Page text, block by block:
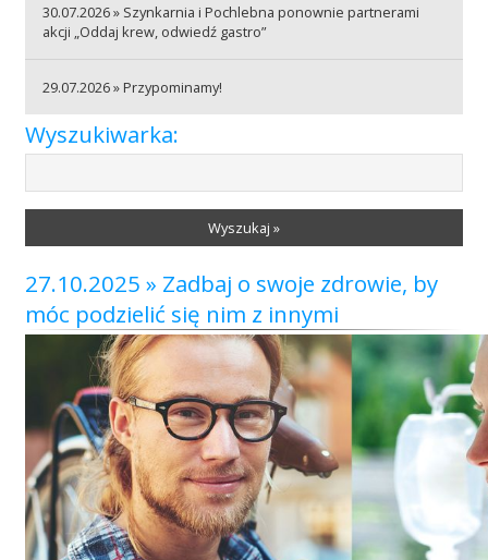
Szpitale
Badania
Przetargi
Kontakt
30.07.2026 » Szynkarnia i Pochlebna ponownie partnerami
akcji „Oddaj krew, odwiedź gastro”
29.07.2026 » Przypominamy!
Wyszukiwarka:
Wyszukaj »
27.10.2025 » Zadbaj o swoje zdrowie, by
móc podzielić się nim z innymi